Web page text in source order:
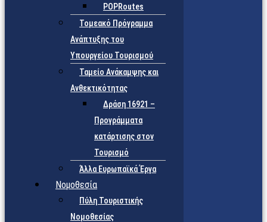
POPRoutes
Τομεακό Πρόγραμμα
Ανάπτυξης του
Υπουργείου Τουρισμού
Ταμείο Ανάκαμψης και
Ανθεκτικότητας
Δράση 16921 –
Προγράμματα
κατάρτισης στον
Τουρισμό
Άλλα Ευρωπαϊκά Έργα
Νομοθεσία
Πύλη Τουριστικής
Νομοθεσίας